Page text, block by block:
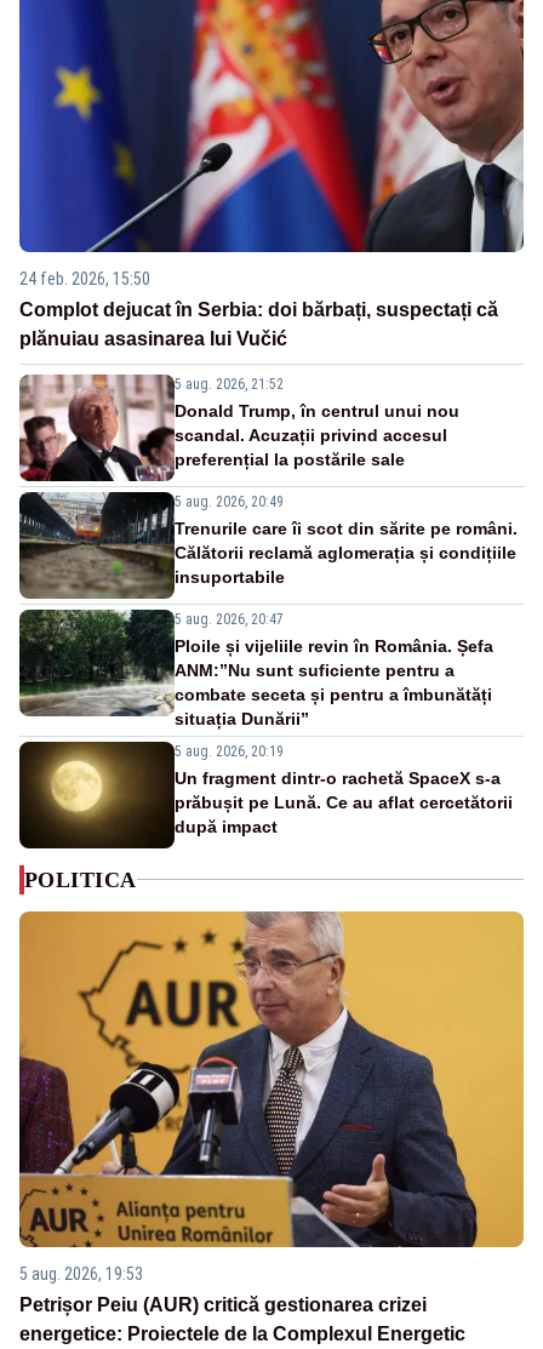
24 feb. 2026, 15:50
Complot dejucat în Serbia: doi bărbați, suspectați că
plănuiau asasinarea lui Vučić
5 aug. 2026, 21:52
Donald Trump, în centrul unui nou
scandal. Acuzații privind accesul
preferențial la postările sale
5 aug. 2026, 20:49
Trenurile care îi scot din sărite pe români.
Călătorii reclamă aglomerația și condițiile
insuportabile
5 aug. 2026, 20:47
Ploile și vijeliile revin în România. Șefa
ANM:”Nu sunt suficiente pentru a
combate seceta și pentru a îmbunătăți
situația Dunării”
5 aug. 2026, 20:19
Un fragment dintr-o rachetă SpaceX s-a
prăbușit pe Lună. Ce au aflat cercetătorii
după impact
POLITICA
5 aug. 2026, 19:53
Petrișor Peiu (AUR) critică gestionarea crizei
energetice: Proiectele de la Complexul Energetic